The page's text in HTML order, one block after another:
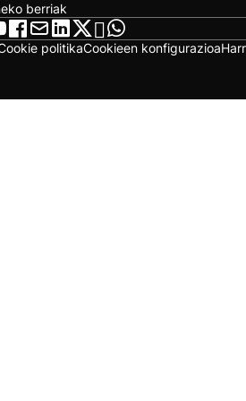
berriak
politikaCookieen konfigurazioa